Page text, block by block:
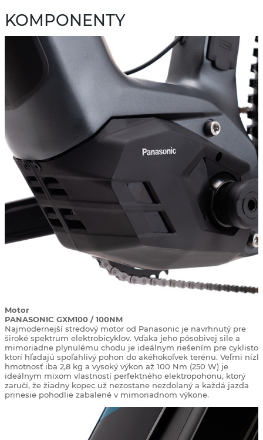
KOMPONENTY
Motor
PANASONIC GXM100 / 100NM
Najmodernejší stredový motor od Panasonic je navrhnutý pre
široké spektrum elektrobicyklov. Vďaka jeho pôsobivej sile a
mimoriadne plynulému chodu je ideálnym riešením pre
ktorí hľadajú spoľahlivý pohon do akéhokoľvek terénu. Veľmi
hmotnosť iba 2,8 kg a vysoký výkon až 100 Nm (250 W) je
ideálnym mixom vlastností perfektného elektropohonu, ktorý
zaručí, že žiadny kopec už nezostane nezdolaný a každá jazda
prinesie pohodlie zabalené v mimoriadnom výkone.